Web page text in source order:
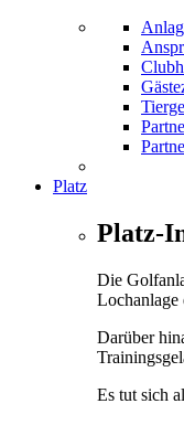
Platz
Platz-
Die
Lochanlage
Darüber
Es tut sich